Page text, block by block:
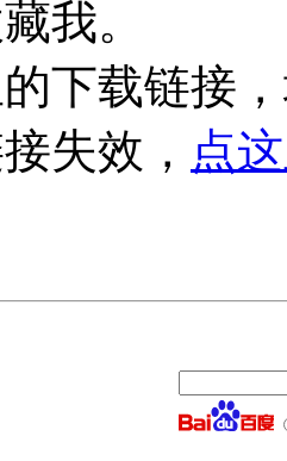
我。
载链接，
失效， 点